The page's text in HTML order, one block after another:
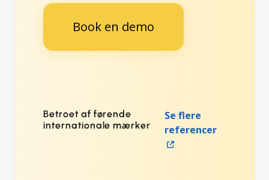
Book en demo
Betroet af førende
internationale mærker
Se flere
referencer